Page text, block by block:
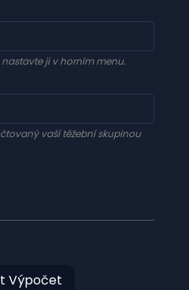
nastavte ji v horním menu.
vaší těžební skupinou
Výpočet